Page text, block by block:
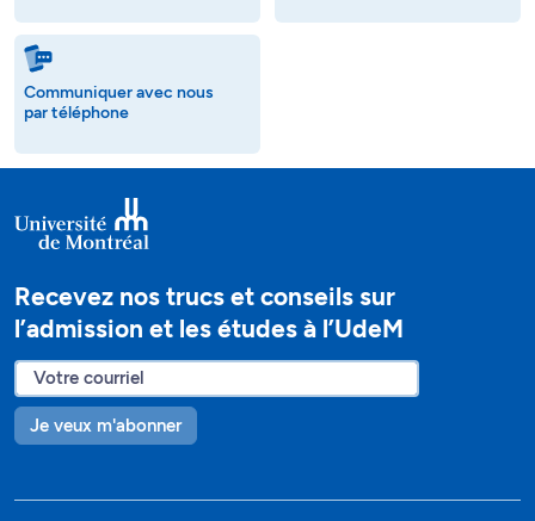
Communiquer avec nous
par téléphone
Recevez nos trucs et conseils sur
l’admission et les études à l’UdeM
Je veux m'abonner